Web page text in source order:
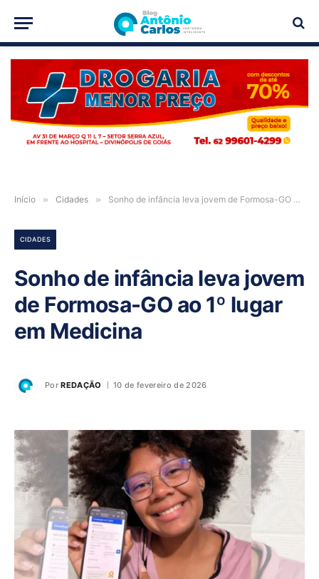
PUBLICIDADE
Início » Cidades » Sonho de infância leva jovem de Formosa-GO ao 1º lugar em Medicina
CIDADES
Sonho de infância leva jovem
de Formosa-GO ao 1º lugar
em Medicina
Por REDAÇÃO 10 de fevereiro de 2026